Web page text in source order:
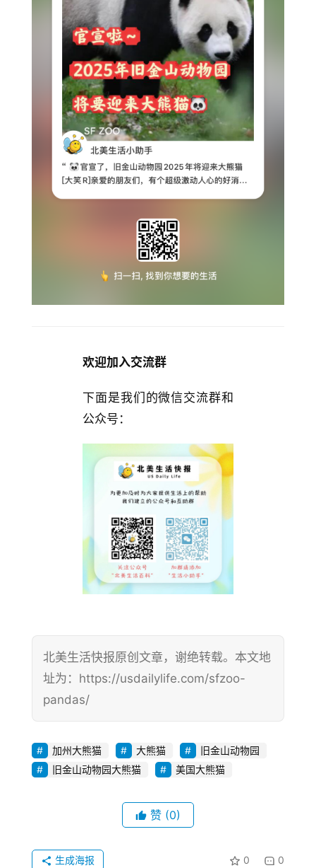
欢迎加入交流群
下面是我们的微信交流群和
公众号：
北美生活快报原创文章，谢绝转载。本文地
址为：https://usdailylife.com/sfzoo-
pandas/
加州大熊猫 大熊猫
旧金山动物园
旧金山动物园大熊猫
美国大熊猫
赞 (0)
0 0
生成海报